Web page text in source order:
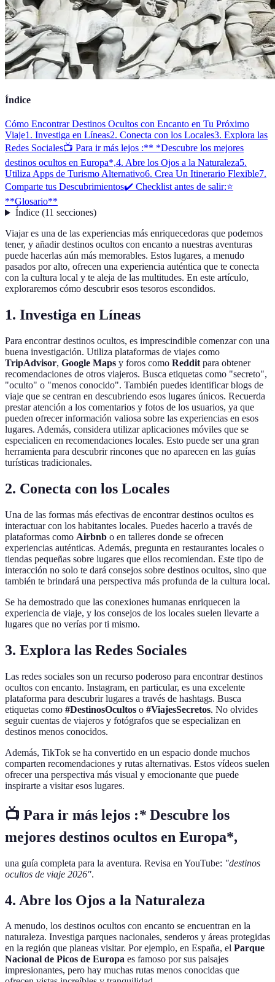
Índice
Cómo Encontrar Destinos Ocultos con Encanto en Tu Próximo
Viaje1. Investiga en Líneas2. Conecta con los Locales3. Explora las
Redes Sociales📺 Para ir más lejos :** *Descubre los mejores
destinos ocultos en Europa*,4. Abre los Ojos a la Naturaleza5.
Utiliza Apps de Turismo Alternativo6. Crea Un Itinerario Flexible7.
Comparte tus Descubrimientos✔️ Checklist antes de salir:⭐
**Glosario**
Índice(11 secciones)
Viajar es una de las experiencias más enriquecedoras que podemos
tener, y añadir destinos ocultos con encanto a nuestras aventuras
puede hacerlas aún más memorables. Estos lugares, a menudo
pasados por alto, ofrecen una experiencia auténtica que te conecta
con la cultura local y te aleja de las multitudes. En este artículo,
exploraremos cómo descubrir esos tesoros escondidos.
1. Investiga en Líneas
Para encontrar destinos ocultos, es imprescindible comenzar con una
buena investigación. Utiliza plataformas de viajes como
TripAdvisor, Google Maps y foros como Reddit para obtener
recomendaciones de otros viajeros. Busca etiquetas como "secreto",
"oculto" o "menos conocido". También puedes identificar blogs de
viaje que se centran en descubriendo esos lugares únicos. Recuerda
prestar atención a los comentarios y fotos de los usuarios, ya que
pueden ofrecer información valiosa sobre las experiencias en esos
lugares. Además, considera utilizar aplicaciones móviles que se
especialicen en recomendaciones locales. Esto puede ser una gran
herramienta para descubrir rincones que no aparecen en las guías
turísticas tradicionales.
2. Conecta con los Locales
Una de las formas más efectivas de encontrar destinos ocultos es
interactuar con los habitantes locales. Puedes hacerlo a través de
plataformas como Airbnb o en talleres donde se ofrecen
experiencias auténticas. Además, pregunta en restaurantes locales o
tiendas pequeñas sobre lugares que ellos recomiendan. Este tipo de
interacción no solo te dará consejos sobre destinos ocultos, sino que
también te brindará una perspectiva más profunda de la cultura local.
Se ha demostrado que las conexiones humanas enriquecen la
experiencia de viaje, y los consejos de los locales suelen llevarte a
lugares que no verías por ti mismo.
3. Explora las Redes Sociales
Las redes sociales son un recurso poderoso para encontrar destinos
ocultos con encanto. Instagram, en particular, es una excelente
plataforma para descubrir lugares a través de hashtags. Busca
etiquetas como #DestinosOcultos o #ViajesSecretos. No olvides
seguir cuentas de viajeros y fotógrafos que se especializan en
destinos menos conocidos.
Además, TikTok se ha convertido en un espacio donde muchos
comparten recomendaciones y rutas alternativas. Estos vídeos suelen
ofrecer una perspectiva más visual y emocionante que puede
inspirarte a visitar esos lugares.
📺 Para ir más lejos :* Descubre los
mejores destinos ocultos en Europa*,
una guía completa para la aventura. Revisa en YouTube: "destinos
ocultos de viaje 2026".
4. Abre los Ojos a la Naturaleza
A menudo, los destinos ocultos con encanto se encuentran en la
naturaleza. Investiga parques nacionales, senderos y áreas protegidas
en la región que planeas visitar. Por ejemplo, en España, el Parque
Nacional de Picos de Europa es famoso por sus paisajes
impresionantes, pero hay muchas rutas menos conocidas que